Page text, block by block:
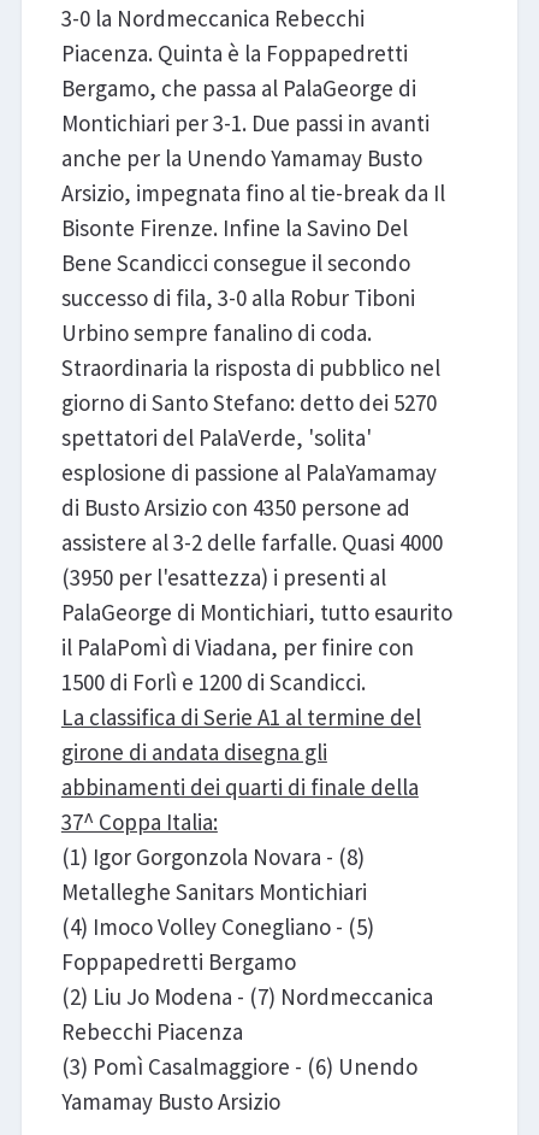
3-0 la Nordmeccanica Rebecchi
Piacenza. Quinta è la Foppapedretti
Bergamo, che passa al PalaGeorge di
Montichiari per 3-1. Due passi in avanti
anche per la Unendo Yamamay Busto
Arsizio, impegnata fino al tie-break da Il
Bisonte Firenze. Infine la Savino Del
Bene Scandicci consegue il secondo
successo di fila, 3-0 alla Robur Tiboni
Urbino sempre fanalino di coda.
Straordinaria la risposta di pubblico nel
giorno di Santo Stefano: detto dei 5270
spettatori del PalaVerde, 'solita'
esplosione di passione al PalaYamamay
di Busto Arsizio con 4350 persone ad
assistere al 3-2 delle farfalle. Quasi 4000
(3950 per l'esattezza) i presenti al
PalaGeorge di Montichiari, tutto esaurito
il PalaPomì di Viadana, per finire con
1500 di Forlì e 1200 di Scandicci.
La classifica di Serie A1 al termine del
girone di andata disegna gli
abbinamenti dei quarti di finale della
37^ Coppa Italia:
(1) Igor Gorgonzola Novara - (8)
Metalleghe Sanitars Montichiari
(4) Imoco Volley Conegliano - (5)
Foppapedretti Bergamo
(2) Liu Jo Modena - (7) Nordmeccanica
Rebecchi Piacenza
(3) Pomì Casalmaggiore - (6) Unendo
Yamamay Busto Arsizio